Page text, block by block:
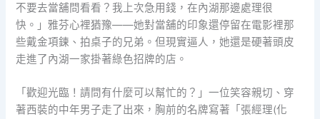
不要去當舖問看看？我上次急用錢，在內湖那邊處理很
快。」雅芬心裡猶豫——她對當舖的印象還停留在電影裡那
些戴金項鍊、拍桌子的兄弟。但現實逼人，她還是硬著頭皮
走進了內湖一家掛著綠色招牌的店。
「歡迎光臨！請問有什麼可以幫忙的？」一位笑容親切、穿
著西裝的中年男子走了出來，胸前的名牌寫著「張經理(化